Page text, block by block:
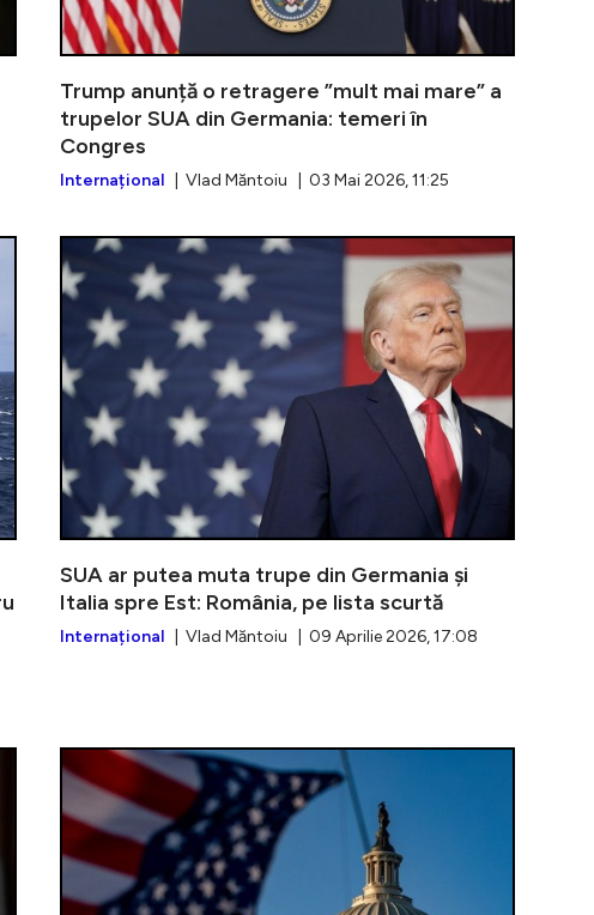
Trump anunță o retragere ”mult mai mare” a
trupelor SUA din Germania: temeri în
Congres
Internațional | Vlad Măntoiu | 03 Mai 2026, 11:25
anunță în câteva zile creșterea vârstei deEscaladare
SUA ar putea muta trupe din Germania și
Italia spre Est: România, pe lista scurtă
Internațional | Vlad Măntoiu | 09 Aprilie 2026, 17:08
Miruță anunță corecții în bugetul Apărării. Cheltuielile